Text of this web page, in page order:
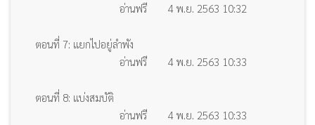
อ่านฟรี
4 พ.ย. 2563 10:32
ตอนที่ 7: แยกไปอยู่ลำพัง
อ่านฟรี
4 พ.ย. 2563 10:33
ตอนที่ 8: แบ่งสมบัติ
อ่านฟรี
4 พ.ย. 2563 10:33